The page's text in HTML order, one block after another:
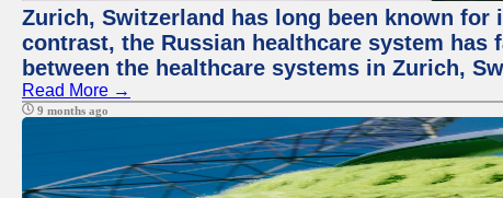
Zurich, Switzerland has long been known
contrast, the Russian healthcare system
between the healthcare systems in Zurich,
Read More →
9 months ago